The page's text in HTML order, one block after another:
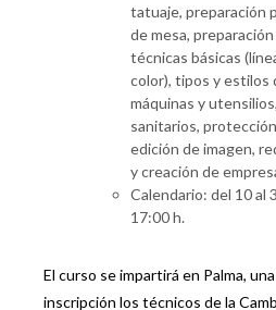
tatuaje, preparación
de mesa,
técnicas básicas
color), tipos y estilos
máquinas y
sanitarios,
edición de imagen,
y creación de
Calendario: del 10 al
17:00 h.
El curso se impartirá en Palma,
inscripción los técnicos de la